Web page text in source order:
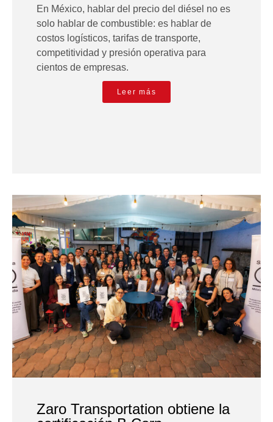
En México, hablar del precio del diésel no es
solo hablar de combustible: es hablar de
costos logísticos, tarifas de transporte,
competitividad y presión operativa para
cientos de empresas.
Leer más
Zaro Transportation obtiene la